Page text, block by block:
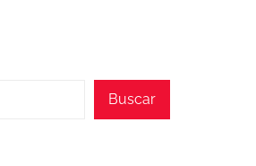
Buscar